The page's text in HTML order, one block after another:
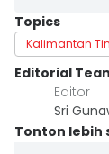
Topics
Kalimantan
Editorial
Editor
Sri
Tonton lebih